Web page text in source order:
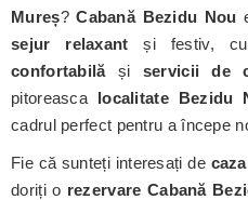
Mureș?Cabană Bezidu Nou
sejur relaxant și festiv,
confortabilăși servicii de
pitoreasca localitate Bezidu
cadrul perfect pentru a începe
Fie că sunteți interesați de
doriți o rezervare Cabană